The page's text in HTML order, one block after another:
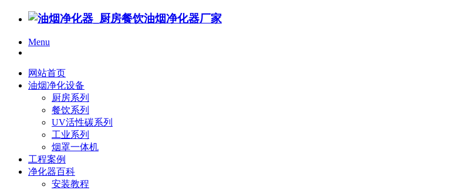
Menu
网站首页
油烟净化设备
厨房系列
餐饮系列
UV活性碳系列
工业系列
烟罩一体机
工程案例
净化器百科
安装教程